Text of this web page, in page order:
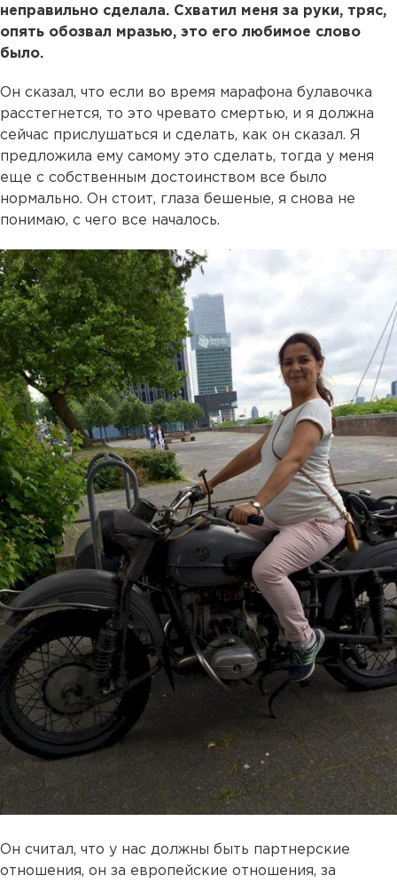
неправильно сделала. Схватил меня за руки, тряс,
опять обозвал мразью, это его любимое слово
было.
Он сказал, что если во время марафона булавочка
расстегнется, то это чревато смертью, и я должна
сейчас прислушаться и сделать, как он сказал. Я
предложила ему самому это сделать, тогда у меня
еще с собственным достоинством все было
нормально. Он стоит, глаза бешеные, я снова не
понимаю, с чего все началось.
Он считал, что у нас должны быть партнерские
отношения, он за европейские отношения, за